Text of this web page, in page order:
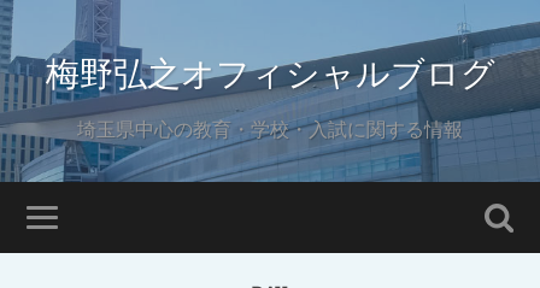
梅野弘之オフィシャルブログ
埼玉県中心の教育・学校・入試に関する情報